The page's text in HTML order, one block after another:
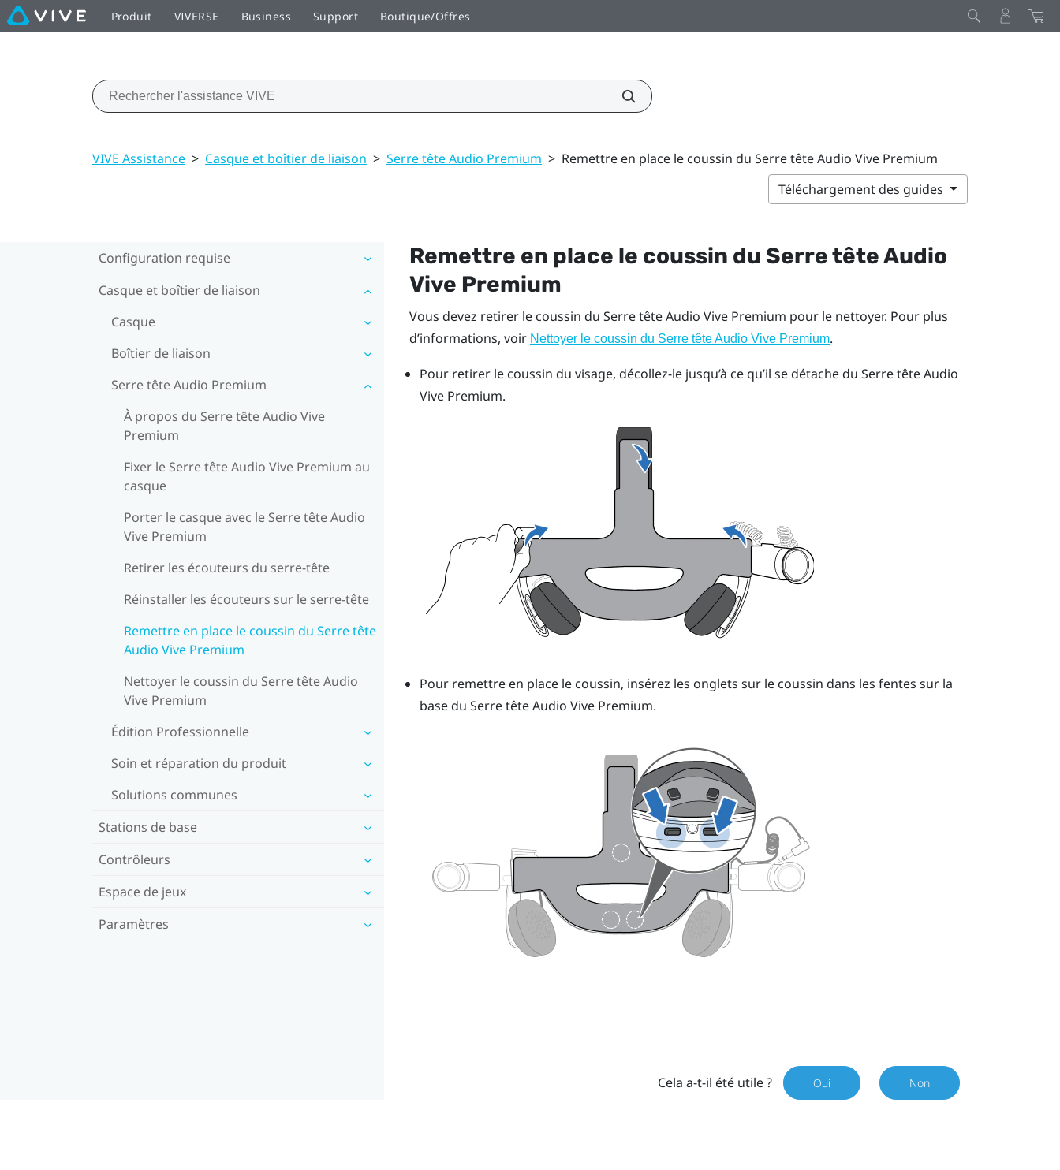
Produit VIVERSE Business Support Boutique/Offres
VIVE Assistance > Casque et boîtier de liaison > Serre tête Audio Premium > Remettre en place le coussin du Serre tête Audio Vive Premium
Téléchargement des guides
Configuration requise
Casque et boîtier de liaison
Casque
Boîtier de liaison
Serre tête Audio Premium
À propos du Serre tête Audio Vive
Premium
Fixer le Serre tête Audio Vive Premium au
casque
Porter le casque avec le Serre tête Audio
Vive Premium
Retirer les écouteurs du serre-tête
Réinstaller les écouteurs sur le serre-tête
Remettre en place le coussin du Serre tête
Audio Vive Premium
Nettoyer le coussin du Serre tête Audio
Vive Premium
Édition Professionnelle
Soin et réparation du produit
Solutions communes
Stations de base
Contrôleurs
Espace de jeux
Paramètres
Remettre en place le coussin du Serre tête Audio
Vive Premium
Vous devez retirer le coussin du Serre tête Audio Vive Premium pour le nettoyer. Pour plus
d’informations, voir Nettoyer le coussin du Serre tête Audio Vive Premium.
Pour retirer le coussin du visage, décollez-le jusqu’à ce qu’il se détache du Serre tête Audio
Vive Premium.
Pour remettre en place le coussin, insérez les onglets sur le coussin dans les fentes sur la
base du Serre tête Audio Vive Premium.
Cela a-t-il été utile ? Oui Non